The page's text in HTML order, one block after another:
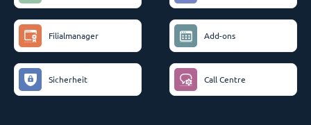
Filialmanager Add-ons
Sicherheit Call Centre